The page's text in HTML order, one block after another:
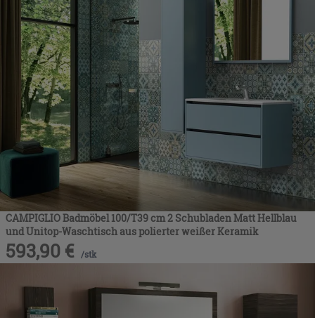
CAMPIGLIO Badmöbel 100/T39 cm 2 Schubladen Matt Hellblau
und Unitop-Waschtisch aus polierter weißer Keramik
593,90 € /stk